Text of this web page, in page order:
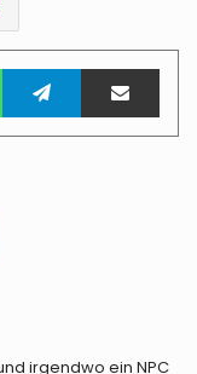
WhatsAppTelegramTeile per E-Mail
irgendwo ein NPC